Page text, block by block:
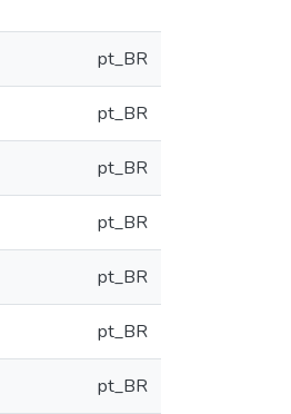
pt_BR
pt_BR
pt_BR
pt_BR
pt_BR
pt_BR
pt_BR